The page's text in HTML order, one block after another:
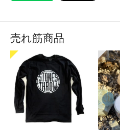
売れ筋商品